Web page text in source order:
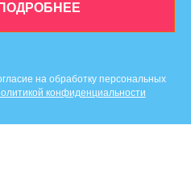
на обработку персональных
конфиденциальности